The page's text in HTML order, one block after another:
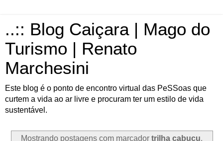
..:: Blog Caiçara | Mago do
Turismo | Renato
Marchesini
Este blog é o ponto de encontro virtual das PeSSoas que
curtem a vida ao ar livre e procuram ter um estilo de vida
sustentável.
Mostrando postagens com marcador trilha cabuçu.